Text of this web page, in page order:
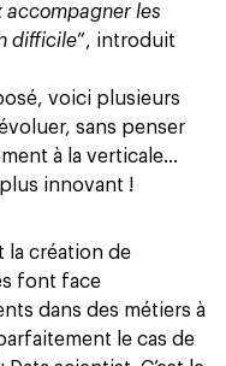
accompagner les
difficile”, introduit
voici plusieurs
sans penser
à la verticale…
innovant !
la création de
font face
dans des métiers à
le cas de